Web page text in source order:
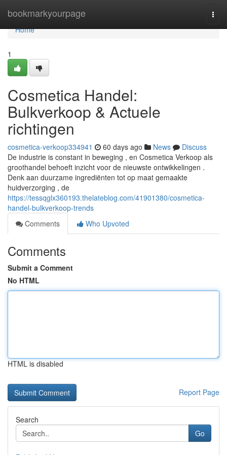
bookmarkyourpage
Home
Home
1
Cosmetica Handel:
Bulkverkoop & Actuele
richtingen
cosmetica-verkoop334941 60 days ago News
Discuss
De industrie is constant in beweging , en Cosmetica Verkoop als
groothandel behoeft inzicht voor de nieuwste ontwikkelingen .
Denk aan duurzame ingrediënten tot op maat gemaakte
huidverzorging , de
https://tessqglx360193.thelateblog.com/41901380/cosmetica-
handel-bulkverkoop-trends
Comments
Who Upvoted
Comments
Submit a Comment
No HTML
HTML is disabled
Report Page
Search
Go